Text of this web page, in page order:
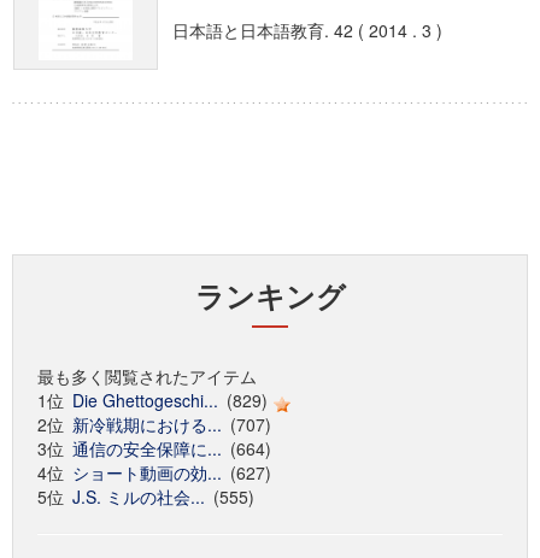
日本語と日本語教育. 42 ( 2014 . 3 )
ランキング
最も多く閲覧されたアイテム
1位 Die Ghettogeschi... (829)
2位 新冷戦期における... (707)
3位 通信の安全保障に... (664)
4位 ショート動画の効... (627)
5位 J.S. ミルの社会... (555)